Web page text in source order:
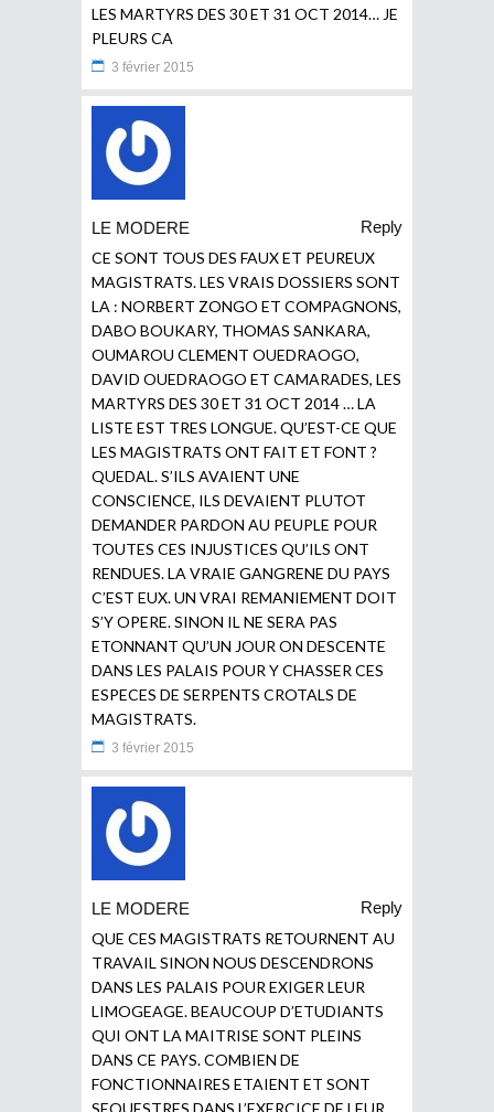
LES MARTYRS DES 30 ET 31 OCT 2014… JE
PLEURS CA
3 février 2015
LE MODERE
Reply
CE SONT TOUS DES FAUX ET PEUREUX
MAGISTRATS. LES VRAIS DOSSIERS SONT
LA : NORBERT ZONGO ET COMPAGNONS,
DABO BOUKARY, THOMAS SANKARA,
OUMAROU CLEMENT OUEDRAOGO,
DAVID OUEDRAOGO ET CAMARADES, LES
MARTYRS DES 30 ET 31 OCT 2014 … LA
LISTE EST TRES LONGUE. QU’EST-CE QUE
LES MAGISTRATS ONT FAIT ET FONT ?
QUEDAL. S’ILS AVAIENT UNE
CONSCIENCE, ILS DEVAIENT PLUTOT
DEMANDER PARDON AU PEUPLE POUR
TOUTES CES INJUSTICES QU’ILS ONT
RENDUES. LA VRAIE GANGRENE DU PAYS
C’EST EUX. UN VRAI REMANIEMENT DOIT
S’Y OPERE. SINON IL NE SERA PAS
ETONNANT QU’UN JOUR ON DESCENTE
DANS LES PALAIS POUR Y CHASSER CES
ESPECES DE SERPENTS CROTALS DE
MAGISTRATS.
3 février 2015
LE MODERE
Reply
QUE CES MAGISTRATS RETOURNENT AU
TRAVAIL SINON NOUS DESCENDRONS
DANS LES PALAIS POUR EXIGER LEUR
LIMOGEAGE. BEAUCOUP D’ETUDIANTS
QUI ONT LA MAITRISE SONT PLEINS
DANS CE PAYS. COMBIEN DE
FONCTIONNAIRES ETAIENT ET SONT
SEQUESTRES DANS L’EXERCICE DE LEUR